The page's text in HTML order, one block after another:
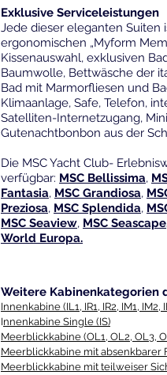
Exklusive Serviceleistungen
Jede dieser eleganten Suiten
ergonomischen „Myform
Kissenauswahl, exklusiven
Baumwolle, Bettwäsche der
Bad mit Marmorfliesen und
Klimaanlage, Safe, Telefon,
Satelliten-Internetzugang,
Gutenachtbonbon aus der
Die MSC Yacht Club-
verfügbar: MSC Bellissima,
Fantasia, MSC Grandiosa,
Preziosa, MSC Splendida,
MSC Seaview, MSC
World Europa.
Weitere Kabinenkategorien
Innenkabine (IL1, IR1, IR2, IM1, IM2,
Innenkabine Single (IS)
Meerblickkabine (OL1, OL2, OL3,
Meerblickkabine mit absenkbarer
Meerblickkabine mit teilweiser